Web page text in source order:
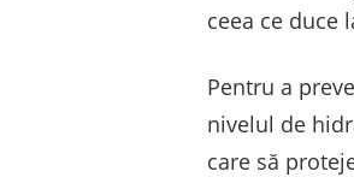
ceea ce duce
Pentru a
nivelul de
care să